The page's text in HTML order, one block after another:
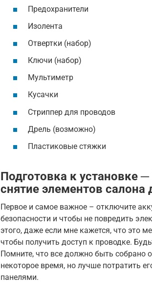
Предохранители
Изолента
Отвертки (набор)
Ключи (набор)
Мультиметр
Кусачки
Стриппер для проводов
Дрель (возможно)
Пластиковые стяжки
Подготовка к установке
снятие элементов салона
Первое и самое важное – отключите
безопасности и чтобы не повредить
этого, даже если мне кажется, что это
чтобы получить доступ к проводке.
Помните, что все должно быть собрано
некоторое время, но лучше потратить
панелями.